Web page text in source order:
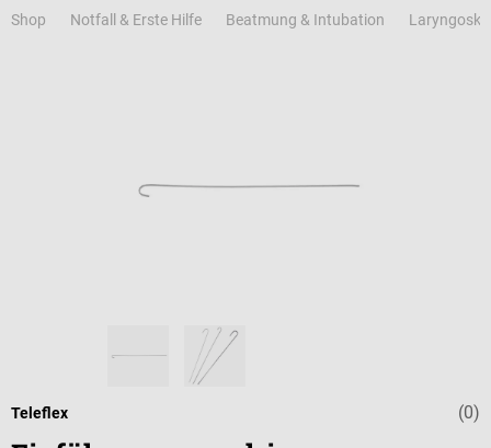
Shop Notfall & Erste Hilfe Beatmung & Intubation
(0)
Teleflex